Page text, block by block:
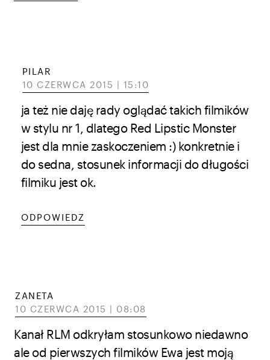
PILAR
10 CZERWCA 2015 | 15:10
ja też nie daję rady oglądać takich filmików
w stylu nr 1, dlatego Red Lipstic Monster
jest dla mnie zaskoczeniem :) konkretnie i
do sedna, stosunek informacji do długości
filmiku jest ok.
ODPOWIEDZ
ZANETA
10 CZERWCA 2015 | 08:08
Kanał RLM odkryłam stosunkowo niedawno
ale od pierwszych filmików Ewa jest moją